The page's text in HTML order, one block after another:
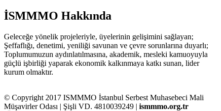
İSMMMO Hakkında
Geleceğe yönelik projeleriyle, üyelerinin gelişimini sağlayan;
Şeffaflığı, denetimi, yeniliği savunan ve çevre sorunlarına duyarlı;
Toplumumuzun aydınlatılmasına, akademik, mesleki kamuoyuyla
güçlü işbirliği yaparak ekonomik kalkınmaya katkı sunan, lider
kurum olmaktır.
© Copyright 2017 ISMMMO İstanbul Serbest Muhasebeci Mali
Müşavirler Odası | Şişli VD. 4810039249 | ismmmo.org.tr